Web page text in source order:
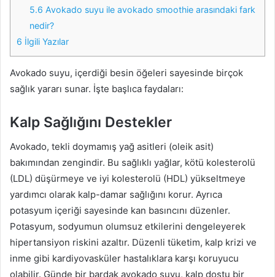
5.6 Avokado suyu ile avokado smoothie arasındaki fark
nedir?
6 İlgili Yazılar
Avokado suyu, içerdiği besin öğeleri sayesinde birçok
sağlık yararı sunar. İşte başlıca faydaları:
Kalp Sağlığını Destekler
Avokado, tekli doymamış yağ asitleri (oleik asit)
bakımından zengindir. Bu sağlıklı yağlar, kötü kolesterolü
(LDL) düşürmeye ve iyi kolesterolü (HDL) yükseltmeye
yardımcı olarak kalp-damar sağlığını korur. Ayrıca
potasyum içeriği sayesinde kan basıncını düzenler.
Potasyum, sodyumun olumsuz etkilerini dengeleyerek
hipertansiyon riskini azaltır. Düzenli tüketim, kalp krizi ve
inme gibi kardiyovasküler hastalıklara karşı koruyucu
olabilir. Günde bir bardak avokado suyu, kalp dostu bir